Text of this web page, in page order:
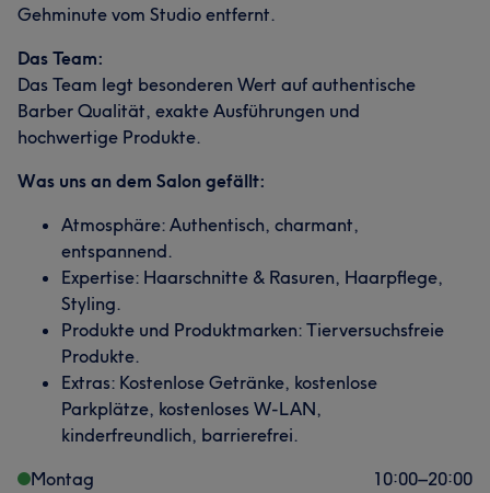
Gehminute vom Studio entfernt.
Das Team:
Das Team legt besonderen Wert auf authentische
Barber Qualität, exakte Ausführungen und
hochwertige Produkte.
Was uns an dem Salon gefällt:
Atmosphäre: Authentisch, charmant,
entspannend.
Expertise: Haarschnitte & Rasuren, Haarpflege,
Styling.
Produkte und Produktmarken: Tierversuchsfreie
Produkte.
Extras: Kostenlose Getränke, kostenlose
Parkplätze, kostenloses W-LAN,
kinderfreundlich, barrierefrei.
Montag
10:00–20:00